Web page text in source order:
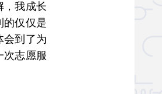
，我成长
的仅仅是
会到了为
次志愿服